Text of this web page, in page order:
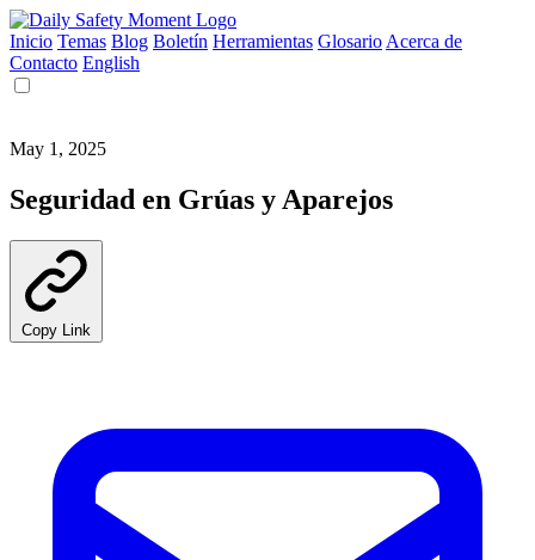
Inicio Temas Blog Boletín Herramientas Glosario Acerca de
Contacto English
May 1, 2025
Seguridad en Grúas y Aparejos
Copy Link